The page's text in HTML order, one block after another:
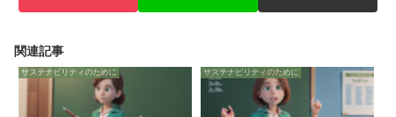
関連記事
サステナビリティのために サステナビリティのために